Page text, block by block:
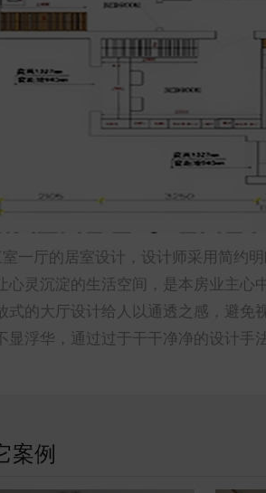
一厅的居室设计，设计师采用简约
心灵沉淀的生活空间，是本房业主
式的大厅设计给人以通透之感，避
显浮华，通过过于干干净净的设计
案例